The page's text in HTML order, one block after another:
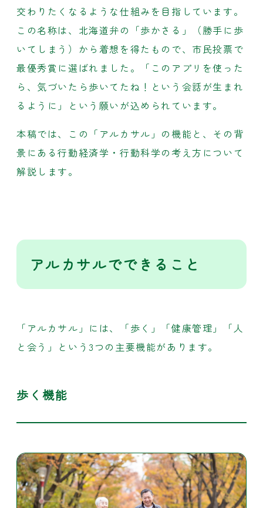
交わりたくなるような仕組みを目指しています。
この名称は、北海道弁の「歩かさる」（勝手に歩
いてしまう）から着想を得たもので、市民投票で
最優秀賞に選ばれました。「このアプリを使った
ら、気づいたら歩いてたね！という会話が生まれ
るように」という願いが込められています。
本稿では、この「アルカサル」の機能と、その背
景にある行動経済学・行動科学の考え方について
解説します。
アルカサルでできる こと
「アルカサル」には、「歩く」「健康管理」「人
と会う」という3つの主要機能があります。
歩く機能